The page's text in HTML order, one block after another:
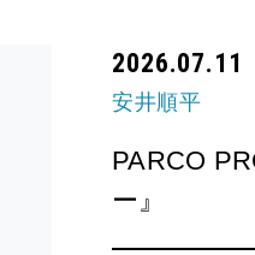
2026.07.11
安井順平
PARCO
ー』